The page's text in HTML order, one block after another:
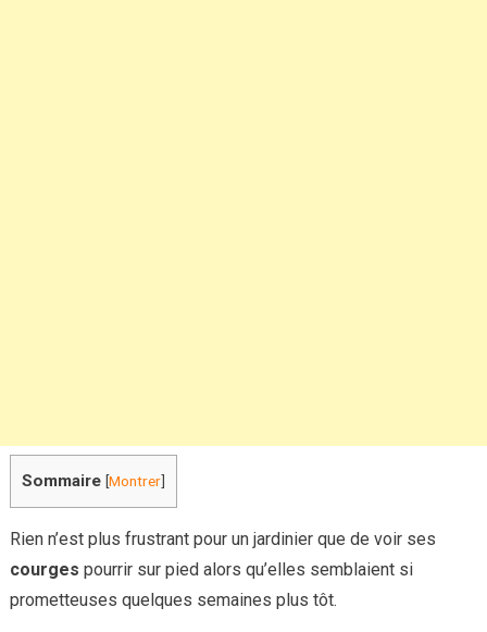
Sommaire [Montrer]
Rien n’est plus frustrant pour un jardinier que de voir ses
courges pourrir sur pied alors qu’elles semblaient si
prometteuses quelques semaines plus tôt.